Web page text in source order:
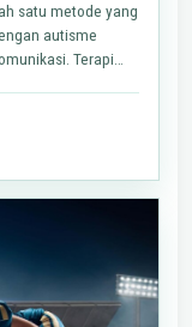
satu metode yang
autisme
Terapi